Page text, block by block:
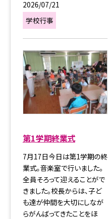
2026/07/21
学校行事
第1学期終業式
7月17日今日は第1学期の終
業式。音楽室で行いました。
全員そろって迎えることがで
きました。校長からは、子ど
も達が仲間を大切にしなが
らがんばってきたことをほ